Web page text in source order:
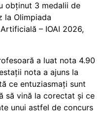
obținut 3 medalii de
la Olimpiada
– IOAI 2026,
a luat nota 4.90
nota a ajuns la
ce entuziasmați sunt
să vină la corectat și ce
unui astfel de concurs